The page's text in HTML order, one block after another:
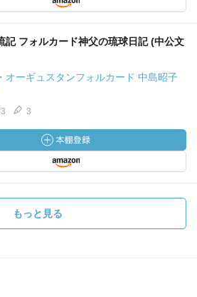
記 フォルカード神父の琉球日記 (中公文
オーギュスタンフォルカード 中島昭子
3
もっと見る